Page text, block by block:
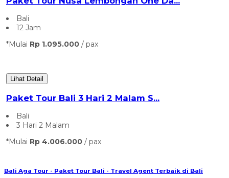
Bali
12 Jam
*Mulai Rp 1.095.000 / pax
Lihat Detail
Paket Tour Bali 3 Hari 2 Malam S...
Bali
3 Hari 2 Malam
*Mulai Rp 4.006.000 / pax
Bali Aga Tour - Paket Tour Bali - Travel Agent Terbaik di Bali